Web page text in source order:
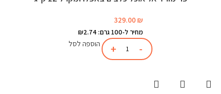
329.00 ₪
מחיר ל-100 גרם: ₪2.74
הוספה לסל